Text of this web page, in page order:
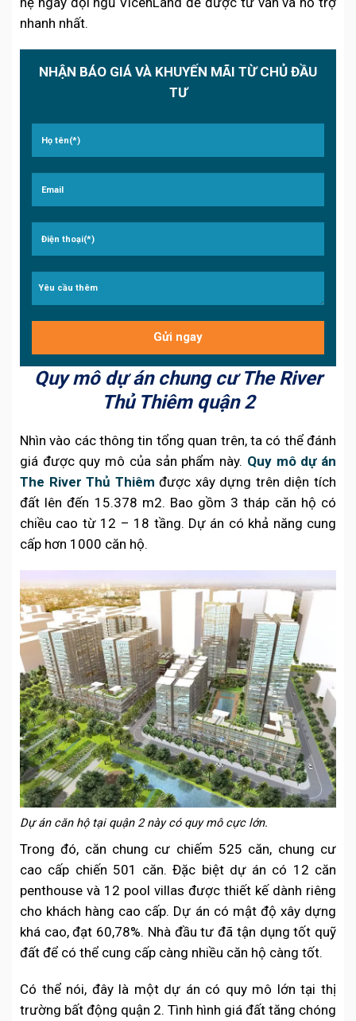
nhanh nhất.
NHẬN BÁO GIÁ VÀ KHUYẾN MÃI TỪ CHỦ ĐẦU
TƯ
Quy mô dự án chung cư The River
Thủ Thiêm quận 2
Nhìn vào các thông tin tổng quan trên, ta có thể đánh
giá được quy mô của sản phẩm này. Quy mô dự án
The River Thủ Thiêm được xây dựng trên diện tích
đất lên đến 15.378 m2. Bao gồm 3 tháp căn hộ có
chiều cao từ 12 – 18 tầng. Dự án có khả năng cung
cấp hơn 1000 căn hộ.
Dự án căn hộ tại quận 2 này có quy mô cực lớn.
Trong đó, căn chung cư chiếm 525 căn, chung cư
cao cấp chiến 501 căn. Đặc biệt dự án có 12 căn
penthouse và 12 pool villas được thiết kế dành riêng
cho khách hàng cao cấp. Dự án có mật độ xây dựng
khá cao, đạt 60,78%. Nhà đầu tư đã tận dụng tốt quỹ
đất để có thể cung cấp càng nhiều căn hộ càng tốt.
Có thể nói, đây là một dự án có quy mô lớn tại thị
trường bất động quận 2. Tình hình giá đất tăng chóng